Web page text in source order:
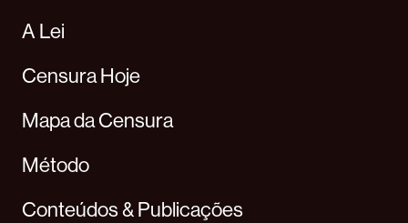
A Lei
Censura Hoje
Mapa da Censura
Método
Conteúdos & Publicações